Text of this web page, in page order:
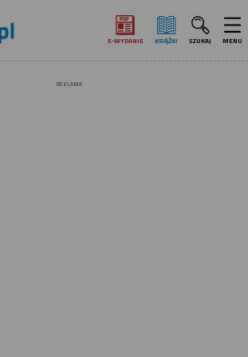
E‑WYDANIE KSIĄŻKI SZUKAJ MENU
REKLAMA